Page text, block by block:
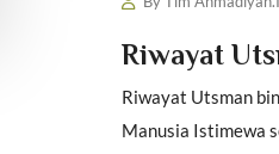
Riwayat
Riwayat Utsman
Manusia Istimewa